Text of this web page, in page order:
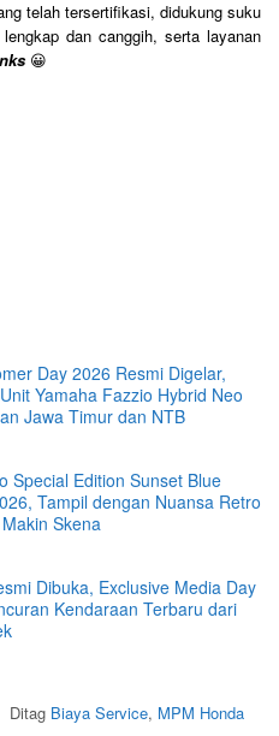
telah tersertifikasi, didukung suku
dan canggih, serta layanan
😀
Day 2026 Resmi Digelar,
Yamaha Fazzio Hybrid Neo
Jawa Timur dan NTB
Special Edition Sunset Blue
Tampil dengan Nuansa Retro
Skena
Dibuka, Exclusive Media Day
Kendaraan Terbaru dari
Ditag Biaya Service, MPM Honda